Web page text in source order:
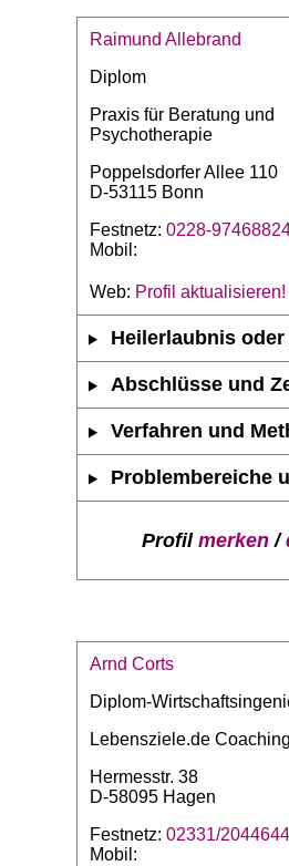
Raimund Allebrand
Diplom
Praxis für Beratung und
Psychotherapie
Poppelsdorfer Allee 110
D-53115 Bonn
Festnetz: 0228-
Mobil:
Web: Profil aktualisieren!
Heilerlaubnis
Abschlüsse und
Verfahren und
Problembereiche
Profil merken/
Arnd Corts
Diplom-
Lebensziele.de
Hermesstr. 38
D-58095 Hagen
Festnetz: 02331/2044644
Mobil: